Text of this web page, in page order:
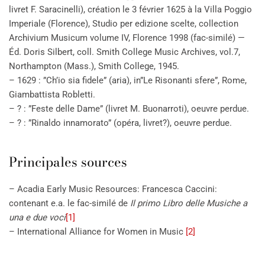
livret F. Saracinelli), création le 3 février 1625 à la Villa Poggio
Imperiale (Florence), Studio per edizione scelte, collection
Archivium Musicum volume IV, Florence 1998 (fac-similé) —
Éd. Doris Silbert, coll. Smith College Music Archives, vol.7,
Northampton (Mass.), Smith College, 1945.
– 1629 : ”Ch’io sia fidele” (aria), in”Le Risonanti sfere”, Rome,
Giambattista Robletti.
– ? : ”Feste delle Dame” (livret M. Buonarroti), oeuvre perdue.
– ? : ”Rinaldo innamorato” (opéra, livret?), oeuvre perdue.
Principales sources
– Acadia Early Music Resources: Francesca Caccini:
contenant e.a. le fac-similé de Il primo Libro delle Musiche a
una e due voci[1]
– International Alliance for Women in Music [2]